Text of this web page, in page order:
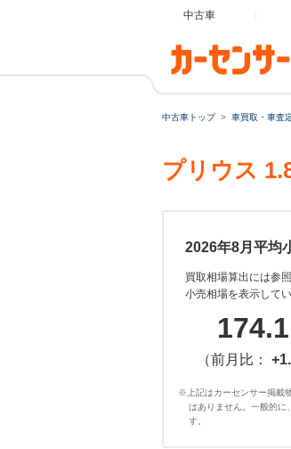
中古車
中古車トップ 車買取・車査
プリウス
2026年8月平均
買取相場算出には参
小売相場を表示してい
174.1
（前月比：
※上記はカーセンサー掲載
はありません。一般的に
す。